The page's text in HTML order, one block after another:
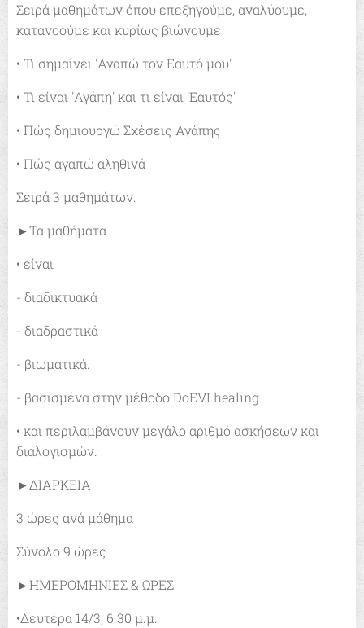
Σειρά μαθημάτων όπου επεξηγούμε, αναλύουμε,
κατανοούμε και κυρίως βιώνουμε
• Τι σημαίνει 'Αγαπώ τον Εαυτό μου'
• Τι είναι 'Αγάπη' και τι είναι 'Εαυτός'
• Πώς δημιουργώ Σχέσεις Αγάπης
• Πώς αγαπώ αληθινά
Σειρά 3 μαθημάτων.
►Τα μαθήματα
• είναι
- διαδικτυακά
- διαδραστικά
- βιωματικά.
- βασισμένα στην μέθοδο DoEVI healing
• και περιλαμβάνουν μεγάλο αριθμό ασκήσεων και
διαλογισμών.
►ΔΙΑΡΚΕΙΑ
3 ώρες ανά μάθημα
Σύνολο 9 ώρες
►ΗΜΕΡΟΜΗΝΙΕΣ & ΩΡΕΣ
•Δευτέρα 14/3, 6.30 μ.μ.